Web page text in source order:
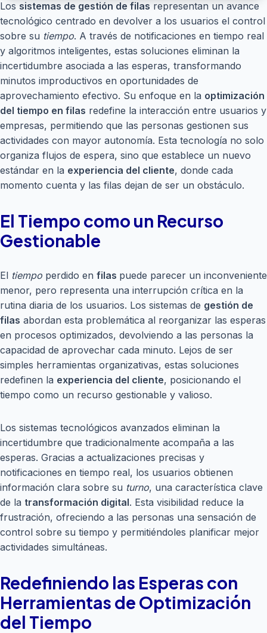
Los sistemas de gestión de filas representan un avance
tecnológico centrado en devolver a los usuarios el control
sobre su tiempo. A través de notificaciones en tiempo real
y algoritmos inteligentes, estas soluciones eliminan la
incertidumbre asociada a las esperas, transformando
minutos improductivos en oportunidades de
aprovechamiento efectivo. Su enfoque en la optimización
del tiempo en filas redefine la interacción entre usuarios y
empresas, permitiendo que las personas gestionen sus
actividades con mayor autonomía. Esta tecnología no solo
organiza flujos de espera, sino que establece un nuevo
estándar en la experiencia del cliente, donde cada
momento cuenta y las filas dejan de ser un obstáculo.
El Tiempo como un Recurso
Gestionable
El tiempo perdido en filas puede parecer un inconveniente
menor, pero representa una interrupción crítica en la
rutina diaria de los usuarios. Los sistemas de gestión de
filas abordan esta problemática al reorganizar las esperas
en procesos optimizados, devolviendo a las personas la
capacidad de aprovechar cada minuto. Lejos de ser
simples herramientas organizativas, estas soluciones
redefinen la experiencia del cliente, posicionando el
tiempo como un recurso gestionable y valioso.
Los sistemas tecnológicos avanzados eliminan la
incertidumbre que tradicionalmente acompaña a las
esperas. Gracias a actualizaciones precisas y
notificaciones en tiempo real, los usuarios obtienen
información clara sobre su turno, una característica clave
de la transformación digital. Esta visibilidad reduce la
frustración, ofreciendo a las personas una sensación de
control sobre su tiempo y permitiéndoles planificar mejor
actividades simultáneas.
Redefiniendo las Esperas con
Herramientas de Optimización
del Tiempo